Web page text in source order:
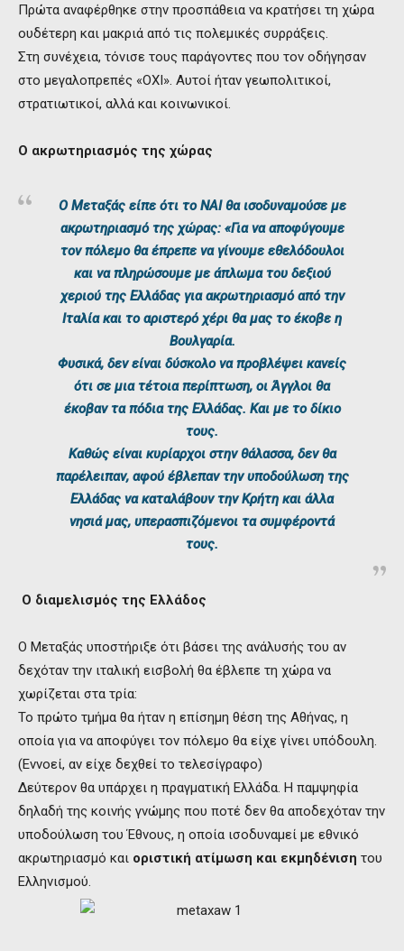
Πρώτα αναφέρθηκε στην προσπάθεια να κρατήσει τη χώρα
ουδέτερη και μακριά από τις πολεμικές συρράξεις.
Στη συνέχεια, τόνισε τους παράγοντες που τον οδήγησαν
στο μεγαλοπρεπές «ΟΧΙ». Αυτοί ήταν γεωπολιτικοί,
στρατιωτικοί, αλλά και κοινωνικοί.
Ο ακρωτηριασμός της χώρας
Ο Μεταξάς είπε ότι το ΝΑΙ θα ισοδυναμούσε με
ακρωτηριασμό της χώρας: «Για να αποφύγουμε
τον πόλεμο θα έπρεπε να γίνουμε εθελόδουλοι
και να πληρώσουμε με άπλωμα του δεξιού
χεριού της Ελλάδας για ακρωτηριασμό από την
Ιταλία και το αριστερό χέρι θα μας το έκοβε η
Βουλγαρία.
Φυσικά, δεν είναι δύσκολο να προβλέψει κανείς
ότι σε μια τέτοια περίπτωση, οι Άγγλοι θα
έκοβαν τα πόδια της Ελλάδας. Και με το δίκιο
τους.
Καθώς είναι κυρίαρχοι στην θάλασσα, δεν θα
παρέλειπαν, αφού έβλεπαν την υποδούλωση της
Ελλάδας να καταλάβουν την Κρήτη και άλλα
νησιά μας, υπερασπιζόμενοι τα συμφέροντά
τους.
Ο διαμελισμός της Ελλάδος
Ο Μεταξάς υποστήριξε ότι βάσει της ανάλυσής του αν
δεχόταν την ιταλική εισβολή θα έβλεπε τη χώρα να
χωρίζεται στα τρία:
Το πρώτο τμήμα θα ήταν η επίσημη θέση της Αθήνας, η
οποία για να αποφύγει τον πόλεμο θα είχε γίνει υπόδουλη.
(Εννοεί, αν είχε δεχθεί το τελεσίγραφο)
Δεύτερον θα υπάρχει η πραγματική Ελλάδα. Η παμψηφία
δηλαδή της κοινής γνώμης που ποτέ δεν θα αποδεχόταν την
υποδούλωση του Έθνους, η οποία ισοδυναμεί με εθνικό
ακρωτηριασμό και οριστική ατίμωση και εκμηδένιση του
Ελληνισμού.